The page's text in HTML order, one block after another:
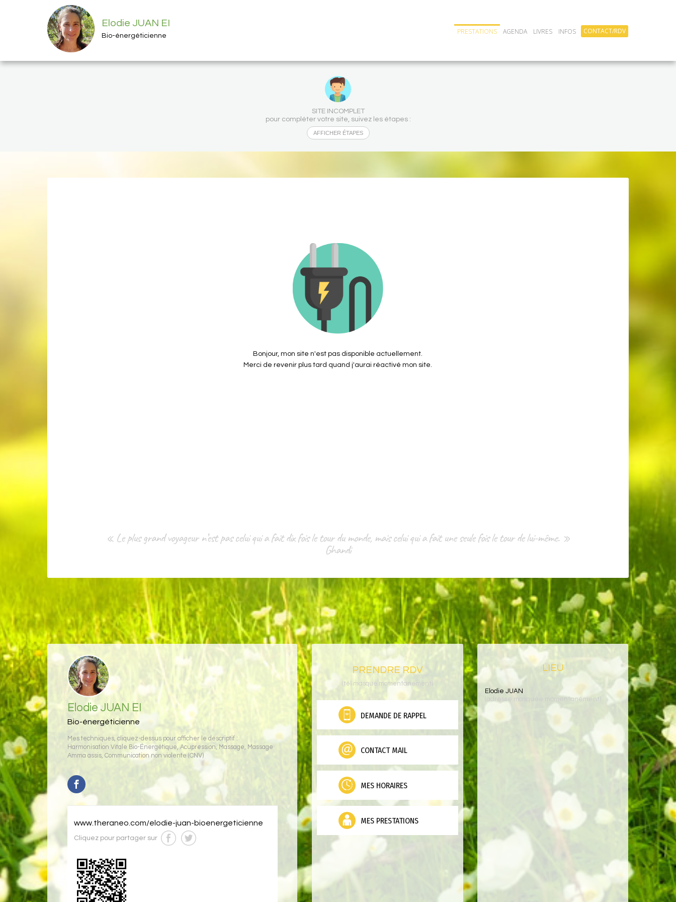
Elodie JUAN EI
Bio-énergéticienne PRESTATIONS AGENDA LIVRES INFOS CONTACT/RDV
SITE INCOMPLET
pour compléter votre site, suivez les étapes :
AFFICHER ÉTAPES
Bonjour, mon site n'est pas disponible actuellement.
Merci de revenir plus tard quand j'aurai réactivé mon site.
« Le plus grand voyageur n’est pas celui qui a fait dix fois le tour du monde, mais celui qui a fait une seule fois le tour de lui-même. »
Ghandi
Elodie JUAN EI
Bio-énergéticienne
Mes techniques, cliquez-dessus pour afficher le descriptif :
Harmonisation Vitale Bio-Énergétique,Acupression, Massage, Massage
Amma assis,Communication non violente (CNV)
www.theraneo.com/elodie-juan-bioenergeticienne
Cliquez pour partager sur
PRENDRE RDV
(tél masqué momentanément)
DEMANDE DE RAPPEL
CONTACT MAIL
MES HORAIRES
MES PRESTATIONS
LIEU
Elodie JUAN
(adresse masquée momentanément)